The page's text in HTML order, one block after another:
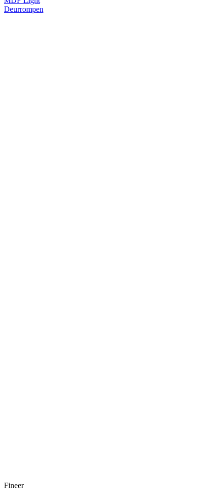
Deurrompen
Fineer